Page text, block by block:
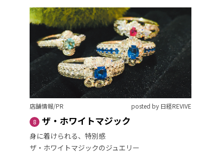
店舗情報/PR
posted by 日経REVIVE
8
ザ・ホワイトマジック
身に着けられる、特別感
ザ・ホワイトマジックのジュエリー